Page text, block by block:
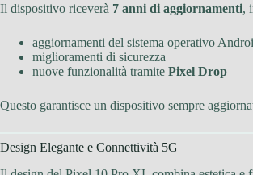
Il dispositivo riceverà 7 anni di aggiornamenti,
aggiornamenti del sistema operativo
miglioramenti di sicurezza
nuove funzionalità tramite Pixel Drop
Questo garantisce un dispositivo sempre
Design Elegante e Connettività 5G